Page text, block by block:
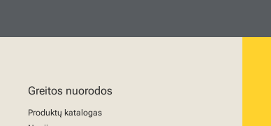
Greitos nuorodos
Produktų katalogas